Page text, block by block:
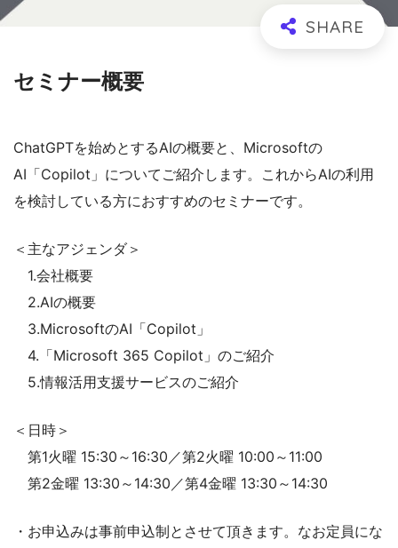
セミナー概要
ChatGPTを始めとするAIの概要と、Microsoftの
AI「Copilot」についてご紹介します。これからAIの利用
を検討している方におすすめのセミナーです。
＜主なアジェンダ＞
1.会社概要
2.AIの概要
3.MicrosoftのAI「Copilot」
4.「Microsoft 365 Copilot」のご紹介
5.情報活用支援サービスのご紹介
＜日時＞
第1火曜 15:30～16:30／第2火曜 10:00～11:00
第2金曜 13:30～14:30／第4金曜 13:30～14:30
・お申込みは事前申込制とさせて頂きます。なお定員にな